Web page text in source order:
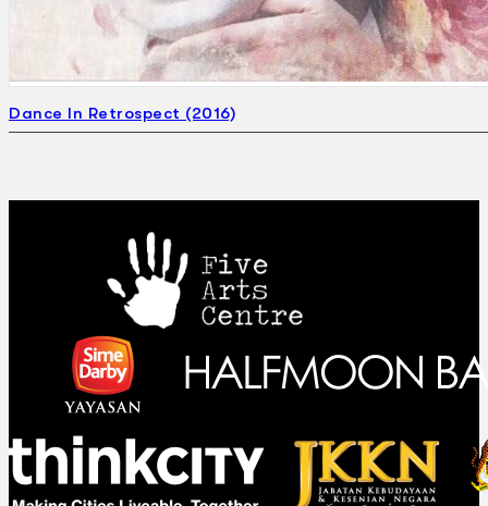
Gelintar
Dance In Retrospect (2016)